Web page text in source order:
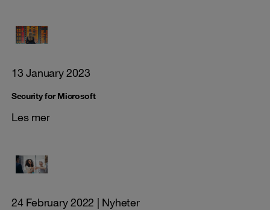
13 January 2023
Security for Microsoft
Les mer
24 February 2022 | Nyheter